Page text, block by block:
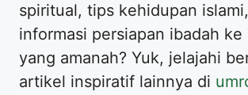
spiritual, tips kehidupan
informasi persiapan ibadah ke
yang amanah? Yuk, jelajahi
artikel inspiratif lainnya di